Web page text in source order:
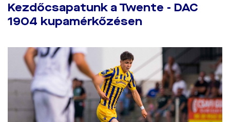
Kezdőcsapatunk a Twente - DAC
1904 kupamérkőzésen